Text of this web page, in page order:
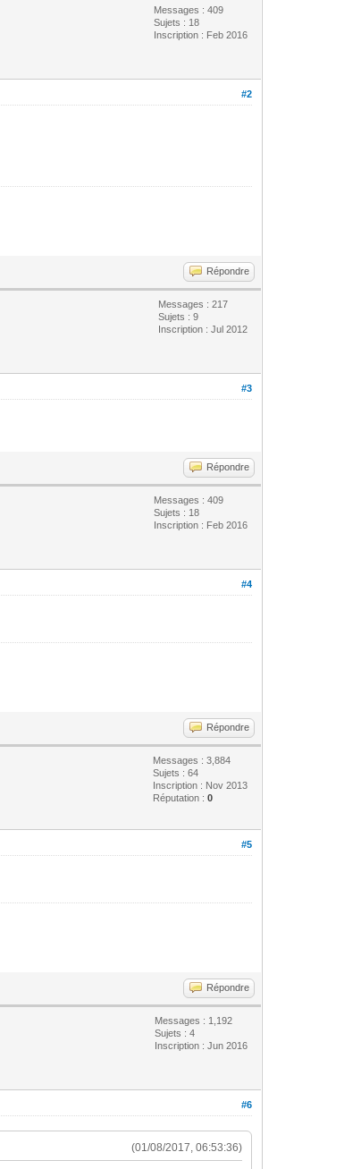
Messages : 409
Sujets : 18
Inscription : Feb 2016
#2
Répondre
Messages : 217
Sujets : 9
Inscription : Jul 2012
#3
Répondre
Messages : 409
Sujets : 18
Inscription : Feb 2016
#4
Répondre
Messages : 3,884
Sujets : 64
Inscription : Nov 2013
Réputation :0
#5
Répondre
Messages : 1,192
Sujets : 4
Inscription : Jun 2016
#6
(01/08/2017, 06:53:36)